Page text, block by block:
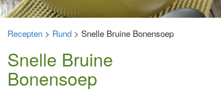
Recepten > Rund > Snelle Bruine Bonensoep
Snelle Bruine
Bonensoep